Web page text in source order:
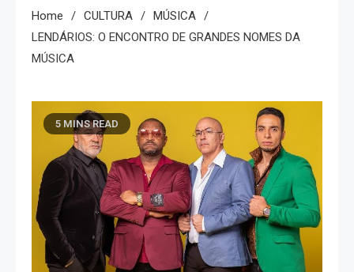
Home CULTURA
MÚSICA
LENDÁRIOS: O ENCONTRO DE GRANDES NOMES DA
MÚSICA
5 MINS READ